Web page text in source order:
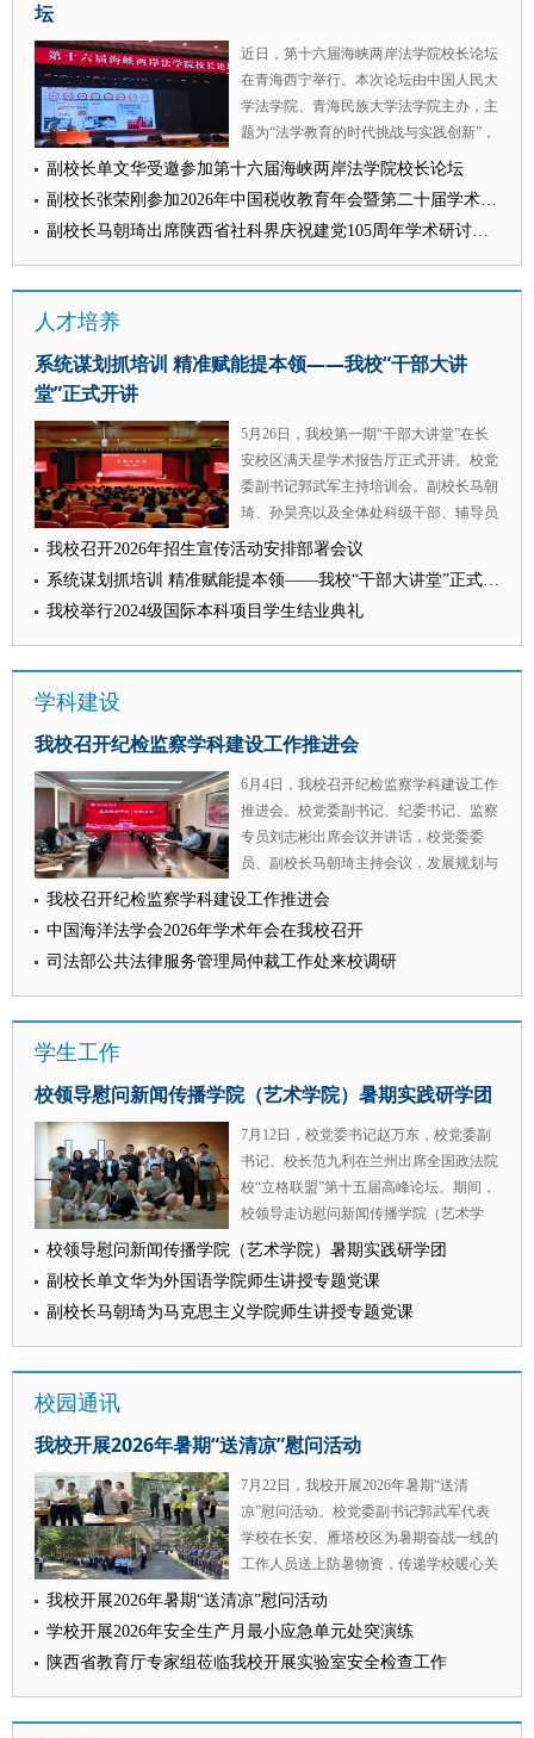
特色社会主义思想为指导，锚定纪检监察
规范化法治化正规化建设部署要求，紧扣
学校法治人才培养、学科建设、办学治校
中心大局，扎实推进各项工作落地见效。
持续强化坚持党中央集中统一领导的政治
自觉，紧盯党中央重大决策部署和高校立
德树人根本任务、学校党委重点工作开展
条监督体系，召开警示教育会，观看警示
种形态处理2人，第二种形态处理3人，扎
实推进审计移交有关问题的核查，各项工
作取得了阶段性成绩。 会议强调，全体
纪检监察巡察干部要认真落实本次会议要
求，统筹抓好暑期阶段性任务与全年下半
推进。一是要牢牢锚定政治机关定位，持
续深学笃行习近平总书记关于党的建设的
重要思想，自觉用党的创新理论武装头
脑、指导实践、推动工作。二要坚持纪检
巡视巡察监督贯通融合一体推进，形成监
督合力。三要持续深化纪检监察工作“三
化”建设，强化纪法业务、法治专业能力
培训，严格内部监督管理，规范执纪执法
流程，打造忠诚干净担当的纪检监察铁
对表学校年度党政工作要点和纪检监察巡
察工作任务，清单化、项目化、责任化高
质量完成下半年各项任务。 （供稿：校
坛
近日，第十六届海峡两岸法学院校长论坛
在青海西宁举行。本次论坛由中国人民大
学法学院、青海民族大学法学院主办，主
题为“法学教育的时代挑战与实践创新”，
来自中共中央台办、国务院台办领导以及
（院长）和专家学者参加此次论坛。我校
党委委员、副校长单文华应邀参会并作主
旨演讲。 中国法学教育研究会会长张文
显、辅仁大学法律学院院长吴志光、中国
海民族大学副校长肖玉兰主持开幕式。
主旨演讲。他结合西北政法大学的探索与
实践，从深化教育教学综合改革、创新涉
外人才培养模式、推进两岸法学教育合作
三个角度进行深入论述，指出新时代法学
教育应当锚定实践需求校准育人方向，强
化学生法律实务技能培养，提升法学教育
对法治实践的适配性。 我校港澳台工作
法学院校长论坛是由两岸法学院校于2010
成为海峡两岸法学教育交流合作的品牌性
交流平台。下一步，学校将深化海峡两岸
法学院校的交流联动，为推动两岸法学教
育发展贡献力量。 （供稿：涉外法治研
究中心 撰稿：贺帅帅 审核：王莹莹）
副校长单文华受邀参加第十六届海峡两岸法学院校长论坛
副校长张荣刚参加2026年中国税收教育年会暨第二十届学术研讨会并作大会发言
副校长马朝琦出席陕西省社科界庆祝建党105周年学术研讨会并作交流发言
人才培养
系统谋划抓培训 精准赋能提本领——我校“干部大讲
堂”正式开讲
5月26日，我校第一期“干部大讲堂”在长
安校区满天星学术报告厅正式开讲。校党
委副书记郭武军主持培训会。副校长马朝
琦、孙昊亮以及全体处科级干部、辅导员
参加培训。 本期“干部大讲堂”特别邀请西
长雷晓康教授作题为《新时代高校舆情应
对处置与能力提升》的专题辅导报告。雷
晓康教授将理论与实践相结合，通过丰富
的案例，从时代背景与政治要求、核心理
个方面，系统阐释了新时代高校舆情工作
面临的新形势、新特征、新挑战，深刻揭
示了舆情演变的内在规律，详细讲解了风
险识别、监测预警和科学处置的方法路
径，对全体干部进一步做好舆情应对、防
“这堂课上得太及时了！”培训结束后，宣
传部副部长方宁感慨道，“过去遇到舆情
总觉得是‘危机’，雷院长提出的从‘被动救
卫处干部李国洋深有感触：“保卫干部往
否得当、信息报送是否及时，直接影响舆
情的发展走向。下一步，我们要持续加强
与各单位的沟通交流，做好‘信息安全
员’，把‘管现场’和‘管舆情’结合起来，为
维护校园安全稳定贡献更大力量。” 刚刚
通过干部交流走上辅导员岗位不久的民商
体会：“雷院长讲到的很多案例，和我们
日常学生工作息息相关。我们虽然熟悉网
络，但在防范化解舆情风险上还缺乏系统
本领，努力当好学生的知心人、热心人、
引路人。” 此次培训内容充实、氛围浓
厚，既有理论高度又有实践温度，在与会
干部中引发热烈反响。大家一致表示，将
以此次学习为契机，认真吸收转化，坚持
性和风险洞察力，持续提升舆情研判、应
对处置和舆论引导能力，以更高标准、更
实作风为维护校园安全稳定、推动学校事
组织部 撰稿：祝越 审核：康鹏）
我校召开2026年招生宣传活动安排部署会议
系统谋划抓培训 精准赋能提本领——我校“干部大讲堂”正式开讲
我校举行2024级国际本科项目学生结业典礼
学科建设
我校召开纪检监察学科建设工作推进会
6月4日，我校召开纪检监察学科建设工作
推进会。校党委副书记、纪委书记、监察
专员刘志彬出席会议并讲话，校党委委
员、副校长马朝琦主持会议，发展规划与
学科建设处、教务处、人事处、财务处、
参加座谈研讨。 会上，与会人员聚焦学
校纪检监察学科高质量建设发展主题开展
专题研讨。各相关职能部门和学院立足岗
位职责，围绕人才培养、师资队伍建设、
摆问题、交流研讨思路、凝聚发展共识、
细化推进举措，为学校纪检监察学科后续
提质增效、高质量发展明晰了工作思路与
实践路径。 会议指出，纪检监察学是我
校重点培育的特色优势学科。学校要紧抓
建设目标，聚焦四个二级学科发展方向，
整合校内资源、凝聚工作合力，系统推进
学科提质发展。要抓实人才培养工作，完
善教师考核与激励机制；要夯实科研平台
造特色智库与专业研究平台；要拓宽学术
交流渠道，加强与全国纪检监察院校、纪
检监察实务单位联动协作，常态化搭建学
术研讨与交流合作平台；要坚持成果产出
导向，聚焦行业实务重点难点问题，攻关
高水平科研项目、培育优质科研成果；要
能等方面全方位发力，为学科长效高质量
发展保驾护航。 会议强调，各参会单位
要以本次会议研讨成果为重要抓手，加快
我校召开纪检监察学科建设工作推进会
中国海洋法学会2026年学术年会在我校召开
司法部公共法律服务管理局仲裁工作处来校调研
学生工作
校领导慰问新闻传播学院（艺术学院）暑期实践研学团
7月12日，校党委书记赵万东，校党委副
书记、校长范九利在兰州出席全国政法院
校“立格联盟”第十五届高峰论坛。期间，
校领导走访慰问新闻传播学院（艺术学
院）“新传-立格联盟马克思主义新闻观现
践团队的研学进度、成果产出和安全保障
等方面情况。勉励同学们，要胸怀“国之
大者”，在实践研学中坚定理想信念，争
做担当时代重任的新时代青年；要深耕知
实践成果，在躬身实干中锤炼服务国家、
社会的本领。要时刻绷紧安全之弦，严格
遵守规章制度，凝聚团队合力，以踏实勤
勉、积极进取的精神面貌践行西法大青年
的责任担当。 此次走访慰问与殷切嘱托
新闻传播学院（艺术学院）将持续深化马
新观实践育人体系建设，创新课程思政教
学模式，引导青年学子在知行合一中淬炼
校领导慰问新闻传播学院（艺术学院）暑期实践研学团
副校长单文华为外国语学院师生讲授专题党课
副校长马朝琦为马克思主义学院师生讲授专题党课
校园通讯
我校开展2026年暑期“送清凉”慰问活动
7月22日，我校开展2026年暑期“送清
凉”慰问活动。校党委副书记郭武军代表
学校在长安、雁塔校区为暑期奋战一线的
工作人员送上防暑物资，传递学校暖心关
怀。 走访过程中，郭武军深入各个工作
线的担当付出致以诚挚慰问。他叮嘱全体
在岗人员，高温时段务必合理调整工作节
奏，做好防暑防护，兼顾工作开展与自身
身体健康。 他勉励全体一线工作人员，
我校开展2026年暑期“送清凉”慰问活动
学校开展2026年安全生产月最小应急单元处突演练
陕西省教育厅专家组莅临我校开展实验室安全检查工作